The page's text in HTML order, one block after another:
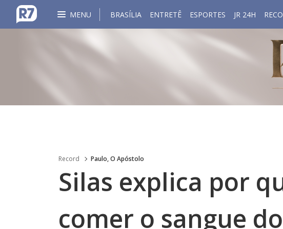
MENU BRASÍLIA ENTRETÊ ESPORTES JR 24H
Record Paulo, O Apóstolo
Silas explica por
comer o sangue